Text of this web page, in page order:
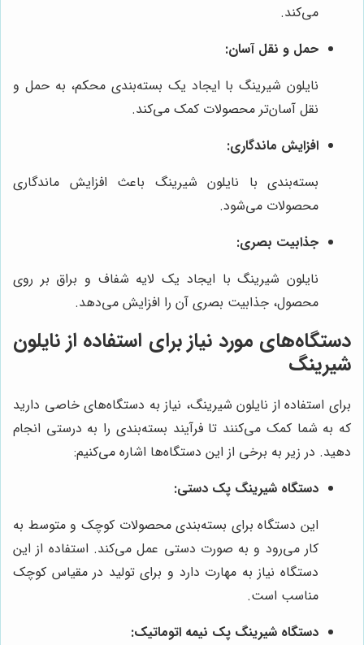
می‌کند.
حمل و نقل آسان:
نایلون شیرینگ با ایجاد یک بسته‌بندی محکم، به حمل و
نقل آسان‌تر محصولات کمک می‌کند.
افزایش ماندگاری:
بسته‌بندی با نایلون شیرینگ باعث افزایش ماندگاری
محصولات می‌شود.
جذابیت بصری:
نایلون شیرینگ با ایجاد یک لایه شفاف و براق بر روی
محصول، جذابیت بصری آن را افزایش می‌دهد.
دستگاه‌های مورد نیاز برای استفاده از نایلون
شیرینگ
برای استفاده از نایلون شیرینگ، نیاز به دستگاه‌های خاصی دارید
که به شما کمک می‌کنند تا فرآیند بسته‌بندی را به درستی انجام
دهید. در زیر به برخی از این دستگاه‌ها اشاره می‌کنیم:
دستگاه شیرینگ پک دستی:
این دستگاه برای بسته‌بندی محصولات کوچک و متوسط به
کار می‌رود و به صورت دستی عمل می‌کند. استفاده از این
دستگاه نیاز به مهارت دارد و برای تولید در مقیاس کوچک
مناسب است.
دستگاه شیرینگ پک نیمه اتوماتیک: